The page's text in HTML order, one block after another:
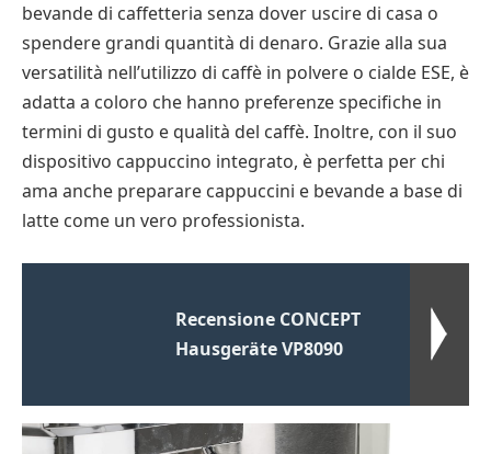
bevande di caffetteria senza dover uscire di casa o
spendere grandi quantità di denaro. Grazie alla sua
versatilità nell’utilizzo di caffè in polvere o cialde ESE, è
adatta a coloro che hanno preferenze specifiche in
termini di gusto e qualità del caffè. Inoltre, con il suo
dispositivo cappuccino integrato, è perfetta per chi
ama anche preparare cappuccini e bevande a base di
latte come un vero professionista.
Recensione CONCEPT
Hausgeräte VP8090